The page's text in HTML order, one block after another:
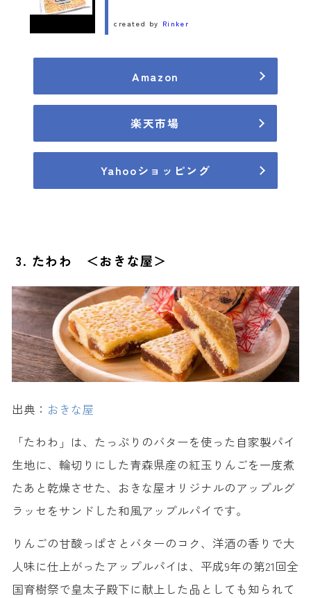
created by Rinker
Amazon
楽天市場
Yahooショッピング
3. たわわ ＜おきな屋＞
出典： おきな屋
「たわわ」は、たっぷりのバターを使った自家製パイ
生地に、輪切りにした青森県産の紅玉りんごを一度煮
たあと乾燥させた、おきな屋オリジナルのアップルグ
ラッセをサンドした和風アップルパイです。
りんごの甘酸っぱさとバターのコク、洋酒の香りで大
人味に仕上がったアップルパイは、平成9年の第21回全
国育樹祭で皇太子殿下に献上した品としても知られて